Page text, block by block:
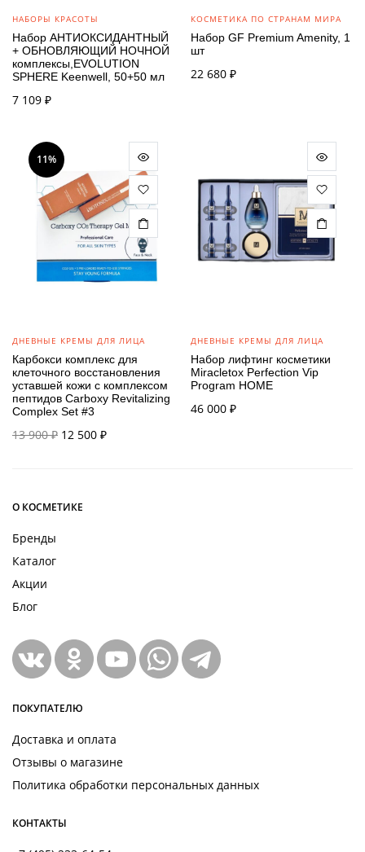
НАБОРЫ КРАСОТЫ
Набор АНТИОКСИДАНТНЫЙ
+ ОБНОВЛЯЮЩИЙ НОЧНОЙ
комплексы,EVOLUTION
SPHERE Keenwell, 50+50 мл
7 109 ₽
КОСМЕТИКА ПО СТРАНАМ МИРА
Набор GF Premium Amenity, 1
шт
22 680 ₽
11%
ДНЕВНЫЕ КРЕМЫ ДЛЯ ЛИЦА
Карбокси комплекс для
клеточного восстановления
уставшей кожи с комплексом
пептидов Carboxy Revitalizing
Complex Set #3
13 900₽ Первоначальная
12 500 ₽Текущая
ДНЕВНЫЕ КРЕМЫ ДЛЯ ЛИЦА
Набор лифтинг косметики
Miracletox Perfection Vip
Program HOME
46 000 ₽
О КОСМЕТИКЕ
Бренды
Каталог
Акции
Блог
ПОКУПАТЕЛЮ
Доставка и оплата
Отзывы о магазине
Политика обработки персональных данных
КОНТАКТЫ